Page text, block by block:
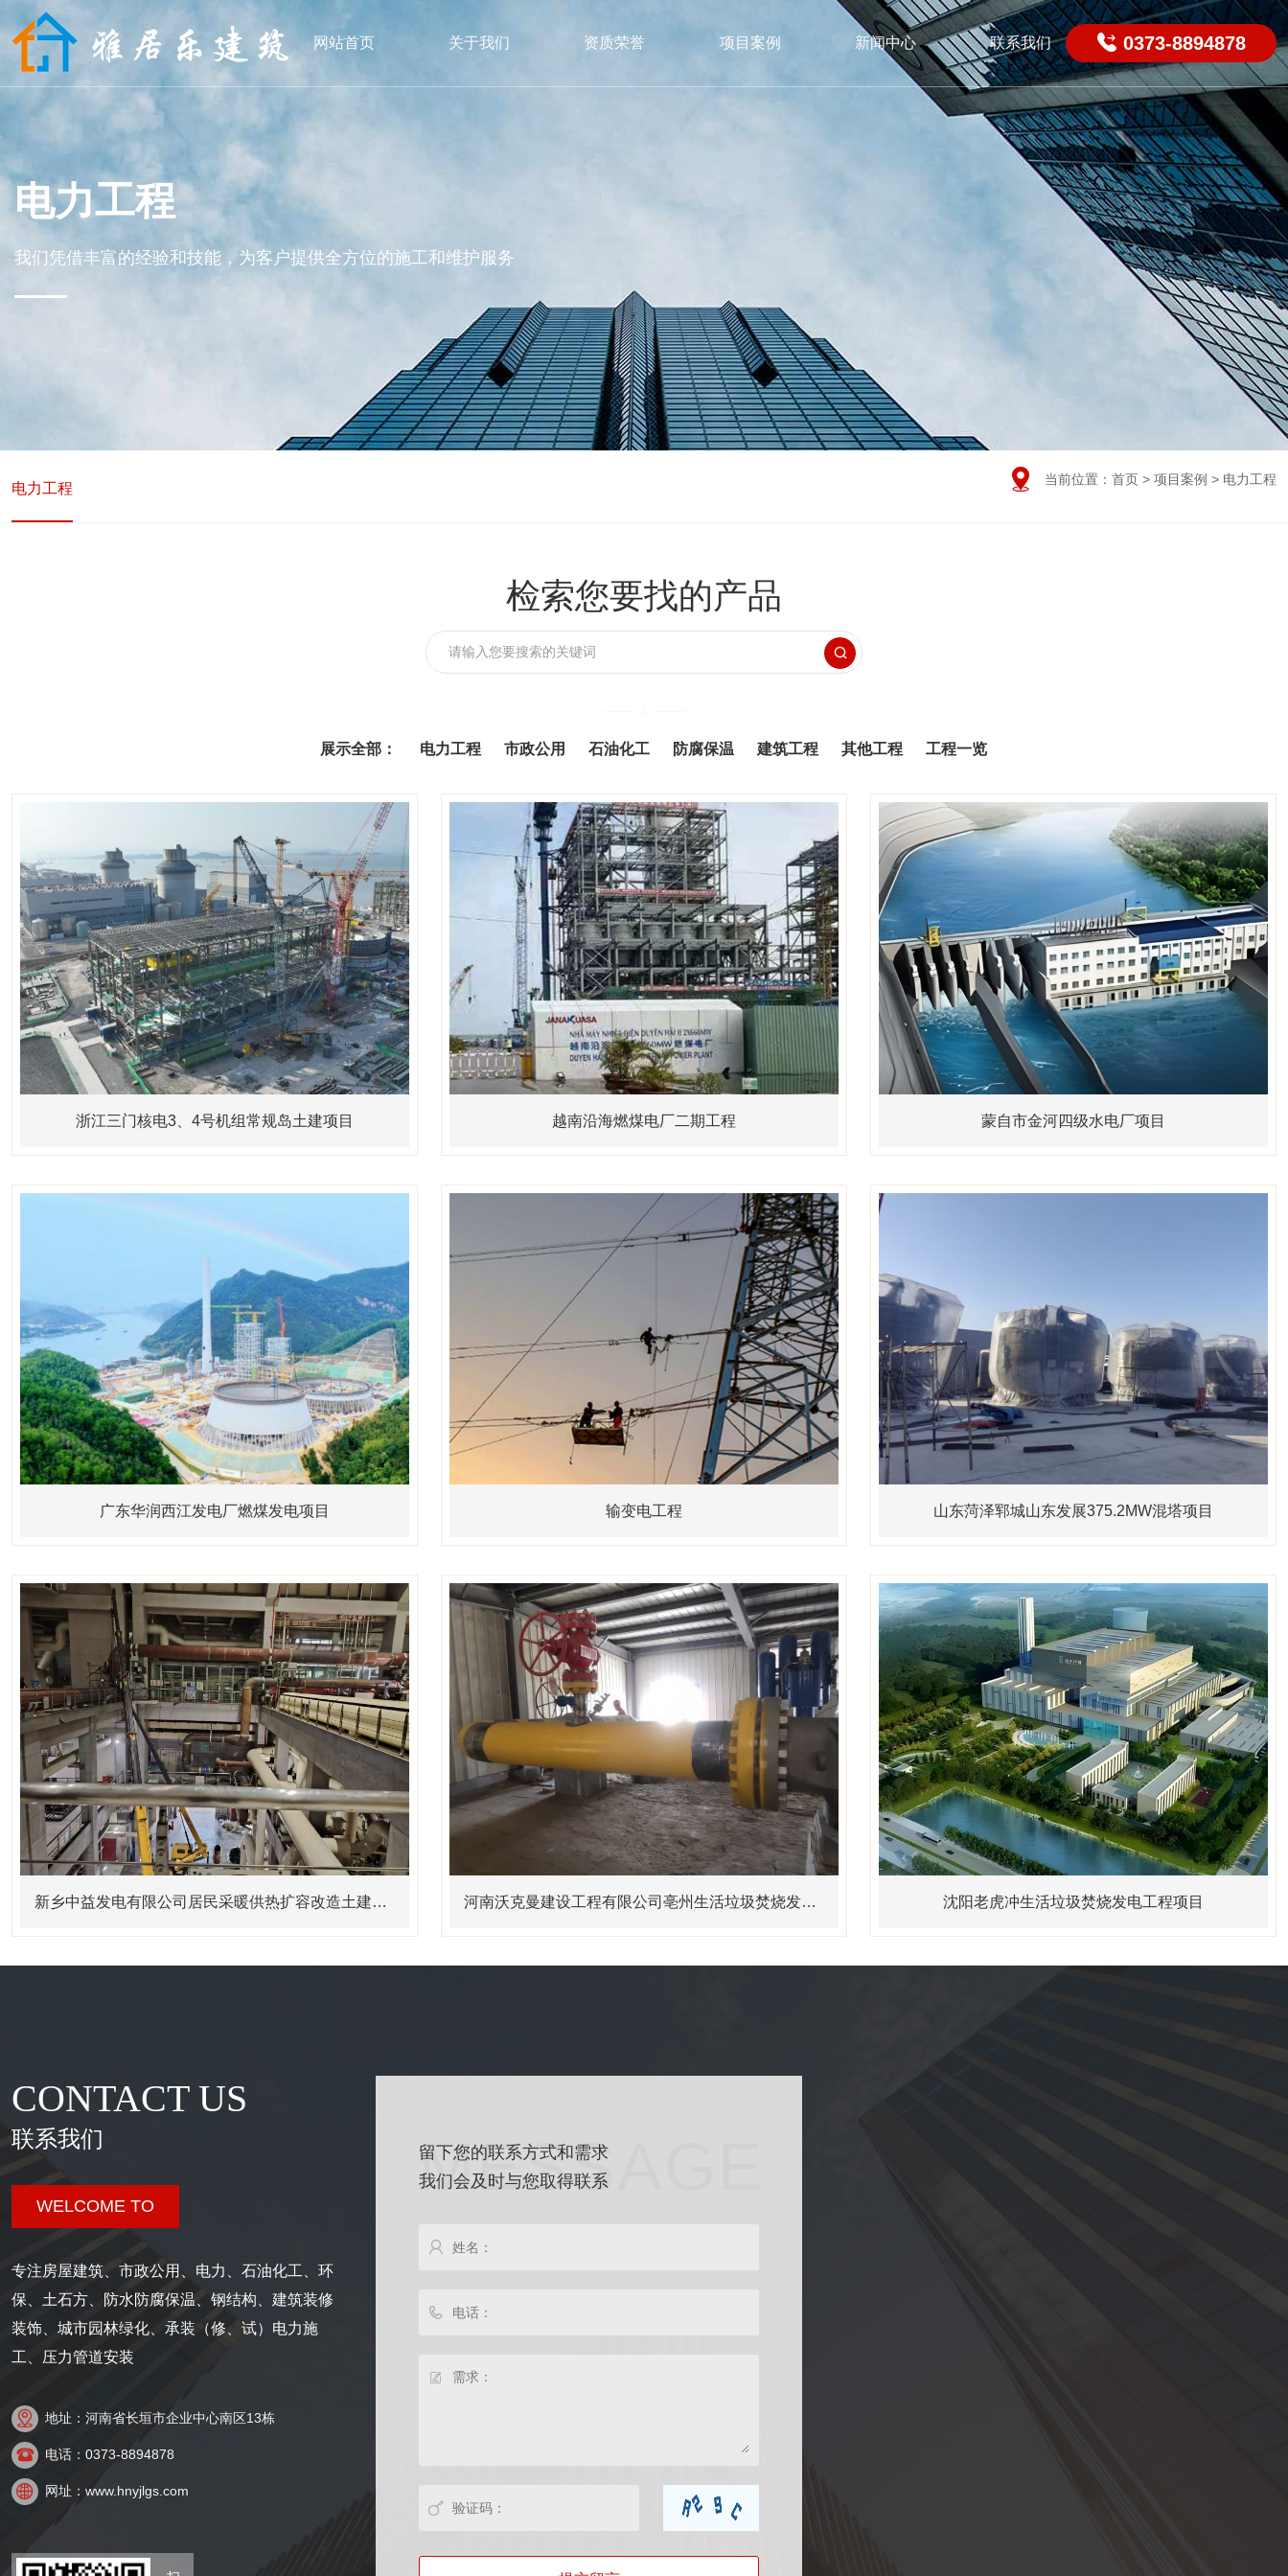
网站首页 关于我们 资质荣誉 项目案例 新闻中心 联系我们  0373-8894878
电力工程
我们凭借丰富的经验和技能，为客户提供全方位的施工和维护服务
电力工程  当前位置： 首页 > 项目案例 > 电力工程
检索您要找的产品

展示全部： 电力工程 市政公用 石油化工 防腐保温 建筑工程 其他工程 工程一览
浙江三门核电3、4号机组常规岛土建项目 越南沿海燃煤电厂二期工程 蒙自市金河四级水电厂项目
广东华润西江发电厂燃煤发电项目 输变电工程 山东菏泽郓城山东发展375.2MW混塔项目
新乡中益发电有限公司居民采暖供热扩容改造土建施工及设备安装项目 河南沃克曼建设工程有限公司亳州生活垃圾焚烧发电及污泥处理厂项目形象提升改造工程 沈阳老虎冲生活垃圾焚烧发电工程项目
CONTACT US
联系我们
WELCOME TO
专注房屋建筑、市政公用、电力、石油化工、环
保、土石方、防水防腐保温、钢结构、建筑装修
装饰、城市园林绿化、承装（修、试）电力施
工、压力管道安装
 地址：河南省长垣市企业中心南区13栋
 电话：0373-8894878
 网址：www.hnyjlgs.com
MESSAGE
留下您的联系方式和需求
我们会及时与您取得联系



